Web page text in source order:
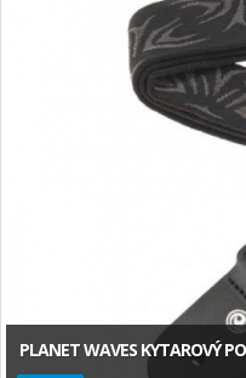
PLANET WAVES KYTAROVÝ